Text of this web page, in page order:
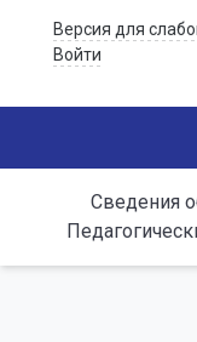
Версия для
Войти
Сведения